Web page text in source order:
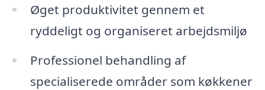
Øget produktivitet gennem et
ryddeligt og organiseret arbejdsmiljø
Professionel behandling af
specialiserede områder som køkkener